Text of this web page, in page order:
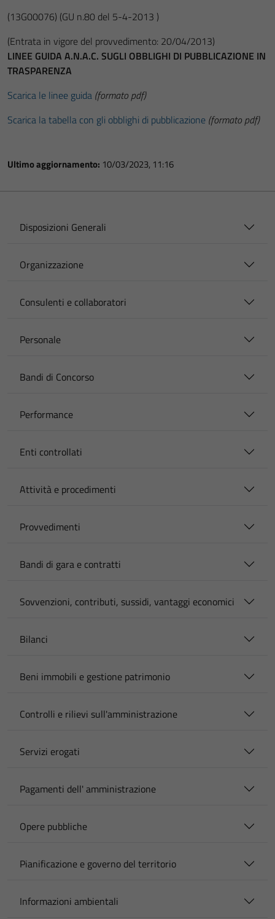
(13G00076) (GU n.80 del 5-4-2013 )
(Entrata in vigore del provvedimento: 20/04/2013)
LINEE GUIDA A.N.A.C. SUGLI OBBLIGHI DI PUBBLICAZIONE IN
TRASPARENZA
Scarica le linee guida (formato pdf)
Scarica la tabella con gli obblighi di pubblicazione (formato pdf)
Ultimo aggiornamento: 10/03/2023, 11:16
Disposizioni Generali
Organizzazione
Consulenti e collaboratori
Personale
Bandi di Concorso
Performance
Enti controllati
Attività e procedimenti
Provvedimenti
Bandi di gara e contratti
Sovvenzioni, contributi, sussidi, vantaggi economici
Bilanci
Beni immobili e gestione patrimonio
Controlli e rilievi sull'amministrazione
Servizi erogati
Pagamenti dell' amministrazione
Opere pubbliche
Pianificazione e governo del territorio
Informazioni ambientali